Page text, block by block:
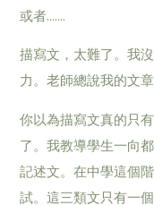
或者…….
描寫文，太難了。我
力。老師總說我的文章
你以為描寫文真的只
了。我教導學生一向
記述文。在中學這個
試。這三類文只有一